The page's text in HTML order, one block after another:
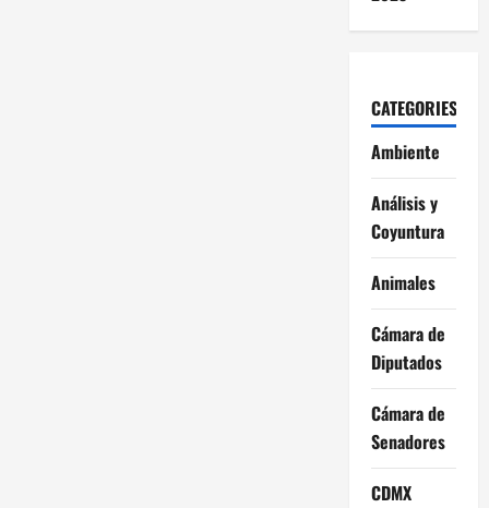
CATEGORIES
Ambiente
Análisis y
Coyuntura
Animales
Cámara de
Diputados
Cámara de
Senadores
CDMX